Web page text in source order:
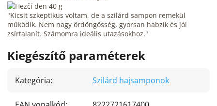
"Kicsit szkeptikus voltam, de a szilárd sampon remekül
működik. Nem nagy ördöngösség, gyorsan habzik és jól
zsírtalanít. Számomra ideális utazásokhoz."
Kiegészítő paraméterek
Kategória: Szilárd hajsamponok